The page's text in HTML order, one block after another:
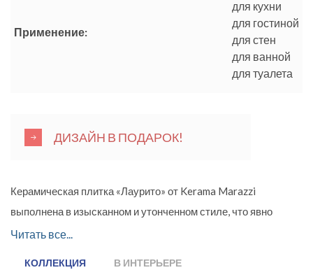
Применение:
для кухни
для гостиной
для стен
для ванной
для туалета
ДИЗАЙН В ПОДАРОК!
Керамическая плитка «Лаурито» от Kerama Marazzi
выполнена в изысканном и утонченном стиле, что явно
придется по вкусу домовладельцам и гостям помещения.
Читать все...
КОЛЛЕКЦИЯ В ИНТЕРЬЕРЕ